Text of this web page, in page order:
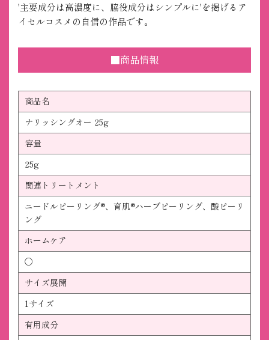
'主要成分は高濃度に、脇役成分はシンプルに'を掲げるア
イセルコスメの自信の作品です。
■商品情報
商品名
ナリッシングオー 25g
容量
25g
関連トリートメント
ニードルピーリング®、育肌®ハーブピーリング、酸ピーリ
ング
ホームケア
〇
サイズ展開
1サイズ
有用成分